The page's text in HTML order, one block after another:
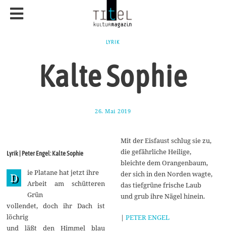
LYRIK
Kalte Sophie
26. Mai 2019
a
2
0
1
9
Lyrik | Peter Engel: Kalte Sophie
D
ie Platane hat jetzt ihre
Arbeit am schütteren
Grün
vollendet, doch ihr Dach ist
löchrig
und läßt den Himmel blau
Mit der Eisfaust schlug sie zu,
die gefährliche Heilige,
bleichte dem Orangenbaum,
der sich in den Norden wagte,
das tiefgrüne frische Laub
und grub ihre Nägel hinein.
| PETER ENGEL